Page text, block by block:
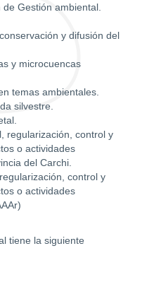
Gestión ambiental.
y difusión del
y microcuencas
temas ambientales.
silvestre.
regularización, control y
o actividades
del Carchi.
control y
o actividades
tiene la siguiente